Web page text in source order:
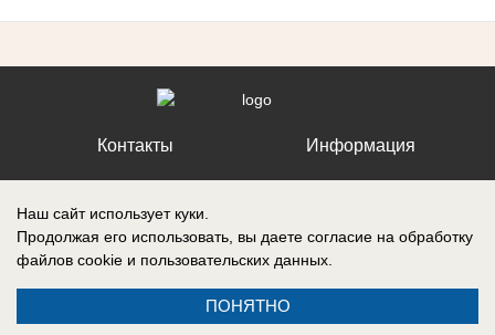
Контакты Информация
Регистрационный номер №: ЭЛ № ФС 77 – 87210, выдано
технологий и массовых коммуникаций (Роскомнадзор) 27 апреля 2024
г.
Наш сайт использует куки.
Продолжая его использовать, вы даете согласие на обработку
файлов cookie и пользовательских данных.
ПОНЯТНО